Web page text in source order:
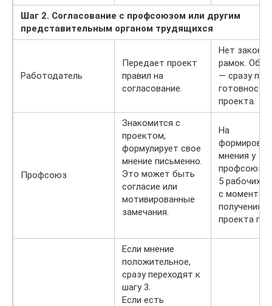
Шаг 2. Согласование с профсоюзом или другим
представительным органом трудящихся
Работодатель
Передает проект
правил на
согласование.
Нет
рамок.
— сразу по
готовности
проекта.
Профсоюз
Знакомится с
проектом,
формулирует свое
мнение письменно.
Это может быть
согласие или
мотивированные
замечания.
На
мнения у
профсоюза
5 рабочих
с момента
получения
проекта
Если мнение
положительное,
сразу переходят к
шагу 3.
Если есть